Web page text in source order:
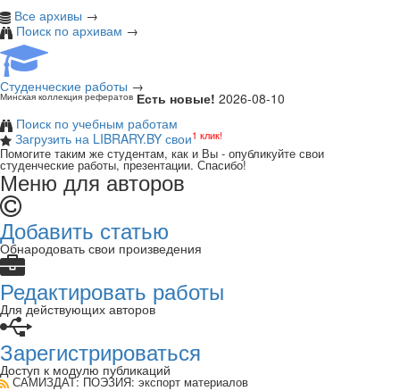
Все архивы →
Поиск по архивам →
Студенческие работы →
Минская коллекция рефератов Есть новые! 2026-08-10
Поиск по учебным работам
Загрузить на LIBRARY.BY свои1 клик!
Помогите таким же студентам, как и Вы - опубликуйте свои
студенческие работы, презентации. Спасибо!
Меню для авторов
Добавить статью
Обнародовать свои произведения
Редактировать работы
Для действующих авторов
Зарегистрироваться
Доступ к модулю публикаций
САМИЗДАТ: ПОЭЗИЯ: экспорт материалов